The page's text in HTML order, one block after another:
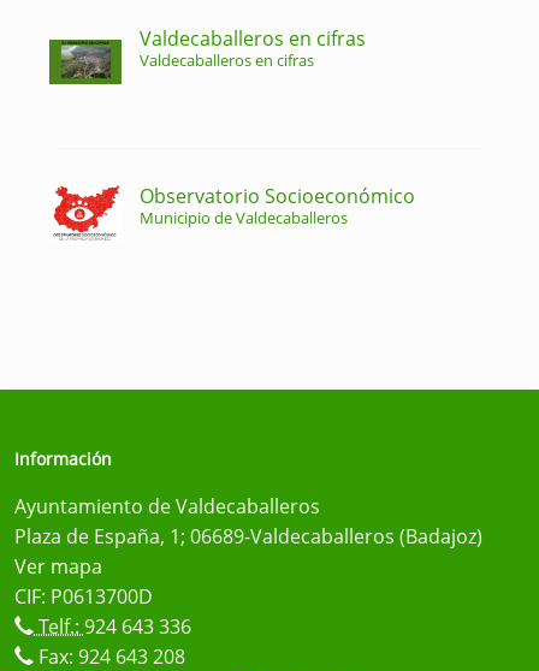
Valdecaballeros en cifras
Valdecaballeros en cifras
Observatorio Socioeconómico
Municipio de Valdecaballeros
Información
Ayuntamiento de Valdecaballeros
Plaza de España, 1; 06689-Valdecaballeros (Badajoz)
Ver mapa
CIF: P0613700D
Telf.: 924 643 336
Fax: 924 643 208